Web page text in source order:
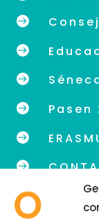



 Pasen

